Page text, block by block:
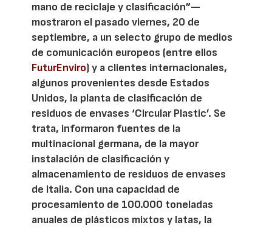
mano de reciclaje y clasificación”—
mostraron el pasado viernes, 20 de
septiembre, a un selecto grupo de medios
de comunicación europeos (entre ellos
FuturEnviro) y a clientes internacionales,
algunos provenientes desde Estados
Unidos, la planta de clasificación de
residuos de envases ‘Circular Plastic’. Se
trata, informaron fuentes de la
multinacional germana, de la mayor
instalación de clasificación y
almacenamiento de residuos de envases
de Italia. Con una capacidad de
procesamiento de 100.000 toneladas
anuales de plásticos mixtos y latas, la